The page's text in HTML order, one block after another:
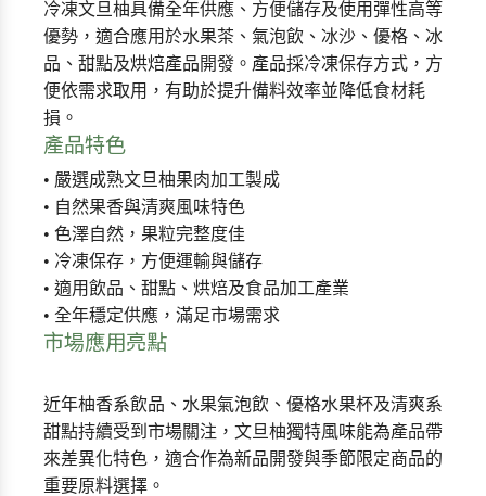
冷凍文旦柚具備全年供應、方便儲存及使用彈性高等
優勢，適合應用於水果茶、氣泡飲、冰沙、優格、冰
品、甜點及烘焙產品開發。產品採冷凍保存方式，方
便依需求取用，有助於提升備料效率並降低食材耗
損。
產品特色
• 嚴選成熟文旦柚果肉加工製成
• 自然果香與清爽風味特色
• 色澤自然，果粒完整度佳
• 冷凍保存，方便運輸與儲存
• 適用飲品、甜點、烘焙及食品加工產業
• 全年穩定供應，滿足市場需求
市場應用亮點
近年柚香系飲品、水果氣泡飲、優格水果杯及清爽系
甜點持續受到市場關注，文旦柚獨特風味能為產品帶
來差異化特色，適合作為新品開發與季節限定商品的
重要原料選擇。